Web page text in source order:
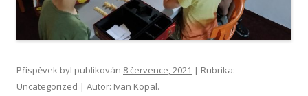
Příspěvek byl publikován 8 července, 2021 | Rubrika:
Uncategorized | Autor: Ivan Kopal.